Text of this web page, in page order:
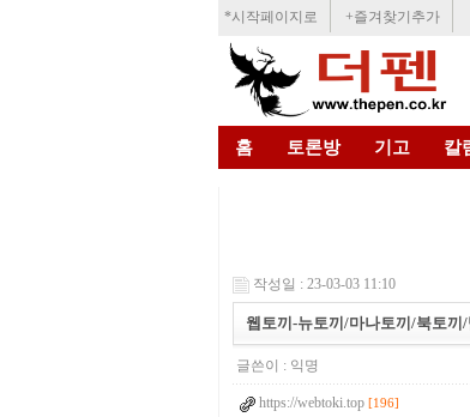
*시작페이지로 +즐겨찾기추가
홈 토론방 기고 칼
작성일 : 23-03-03 11:10
웹토끼-뉴토끼/마나토끼/북토끼
글쓴이 : 익명
https://webtoki.top [196]